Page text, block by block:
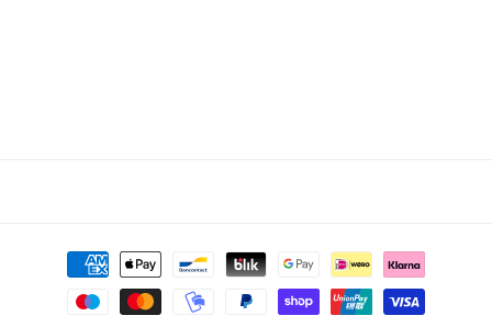
Formas